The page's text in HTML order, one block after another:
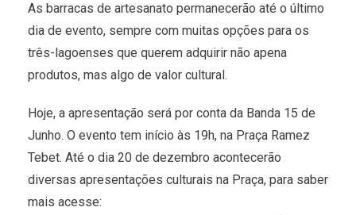
As barracas de artesanato permanecerão até o último
dia de evento, sempre com muitas opções para os
três-lagoenses que querem adquirir não apena
produtos, mas algo de valor cultural.
Hoje, a apresentação será por conta da Banda 15 de
Junho. O evento tem início às 19h, na Praça Ramez
Tebet. Até o dia 20 de dezembro acontecerão
diversas apresentações culturais na Praça, para saber
mais acesse: